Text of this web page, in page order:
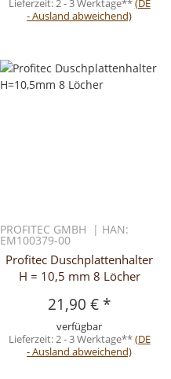
Lieferzeit:2 - 3 Werktage**(DE
- Ausland abweichend)
PROFITEC GMBH | HAN:
EM100379-00
Profitec Duschplattenhalter
H = 10,5 mm 8 Löcher
21,90 € *
verfügbar
Lieferzeit:2 - 3 Werktage**(DE
- Ausland abweichend)